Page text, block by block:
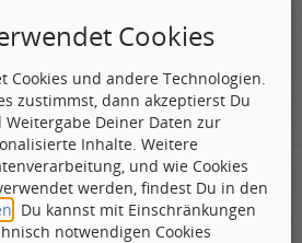
Gepostet: 20.09.2006 - 19:54 Uhr ·#9
Jerry Garcia
ein Cover zur Nr. 13. Ein VÖ-
aber ich werde es melden
Cookies
Cookies und andere Technologien.
zustimmst, dann akzeptierst Du
Deiner Daten zur
Inhalte. Weitere
und wie Cookies
werden, findest Du in den
. Du kannst mit Einschränkungen
notwendigen Cookies